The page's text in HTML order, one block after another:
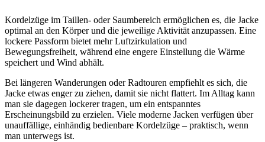
Kordelzüge im Taillen- oder Saumbereich ermöglichen es, die Jacke
optimal an den Körper und die jeweilige Aktivität anzupassen. Eine
lockere Passform bietet mehr Luftzirkulation und
Bewegungsfreiheit, während eine engere Einstellung die Wärme
speichert und Wind abhält.
Bei längeren Wanderungen oder Radtouren empfiehlt es sich, die
Jacke etwas enger zu ziehen, damit sie nicht flattert. Im Alltag kann
man sie dagegen lockerer tragen, um ein entspanntes
Erscheinungsbild zu erzielen. Viele moderne Jacken verfügen über
unauffällige, einhändig bedienbare Kordelzüge – praktisch, wenn
man unterwegs ist.